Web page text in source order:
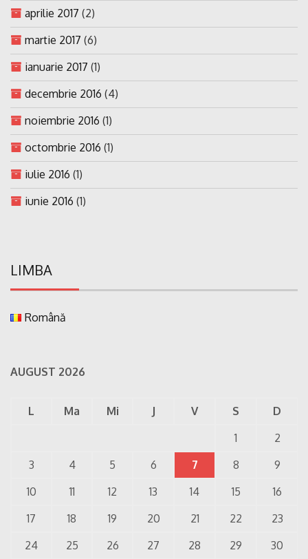
aprilie 2017 (2)
martie 2017 (6)
ianuarie 2017 (1)
decembrie 2016 (4)
noiembrie 2016 (1)
octombrie 2016 (1)
iulie 2016 (1)
iunie 2016 (1)
LIMBA
Română
AUGUST 2026
L Ma Mi J V S
D
1
2
3
4 5 6 7 8
9
10
11 12 13 14 15
16
17
18 19 20 21 22
23
24
25 26 27 28 29 30